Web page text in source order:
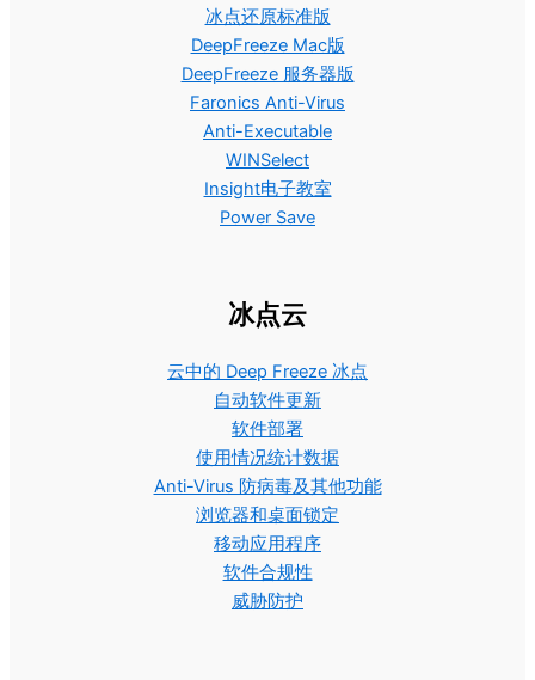
冰点还原标准版
DeepFreeze Mac版
DeepFreeze 服务器版
Faronics Anti-Virus
Anti-Executable
WINSelect
Insight电子教室
Power Save
冰点云
云中的 Deep Freeze 冰点
自动软件更新
软件部署
使用情况统计数据
Anti-Virus 防病毒及其他功能
浏览器和桌面锁定
移动应用程序
软件合规性
威胁防护